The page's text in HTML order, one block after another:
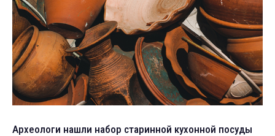
Археологи нашли набор старинной кухонной посуды